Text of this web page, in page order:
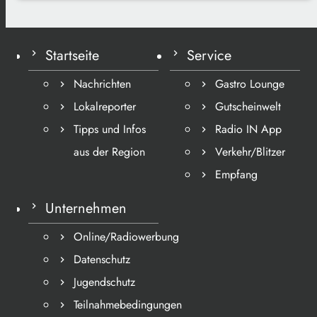
Startseite
Nachrichten
Lokalreporter
Tipps und Infos
aus der Region
Service
Gastro Lounge
Gutscheinwelt
Radio IN App
Verkehr/Blitzer
Empfang
Unternehmen
Online/Radiowerbung
Datenschutz
Jugendschutz
Teilnahmebedingungen